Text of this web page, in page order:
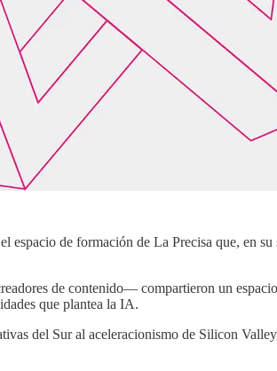
de formación de La Precisa que, en
de contenido— compartieron un
que plantea la IA.
del Sur al aceleracionismo de Silicon